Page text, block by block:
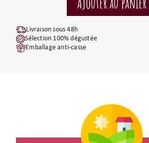
Livraison sous 48h
Sélection 100% dégustée
Emballage anti-casse